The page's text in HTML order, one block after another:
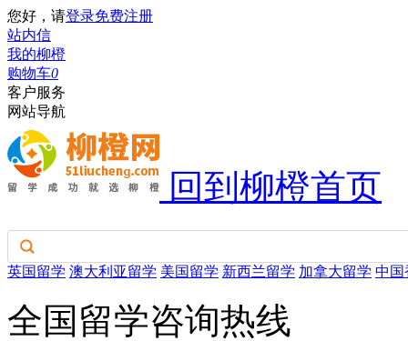
您好，请登录免费注册
站内信
我的柳橙
购物车0
客户服务
网站导航
回到柳橙首页
英国留学 澳大利亚留学 美国留学 新西兰留学 加拿大留学 中国
全国留学咨询热线